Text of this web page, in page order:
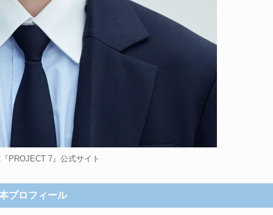
PROJECT 7』公式サイト
プロフィール